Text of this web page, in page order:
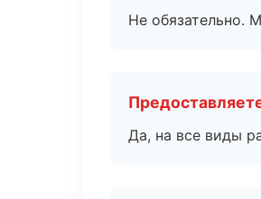
Не обязательно.
Да, на все виды